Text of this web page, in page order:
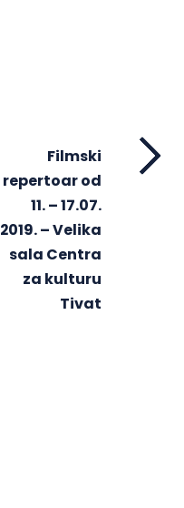
Filmski
repertoar od
11. – 17.07.
2019. – Velika
sala Centra
za kulturu
Tivat